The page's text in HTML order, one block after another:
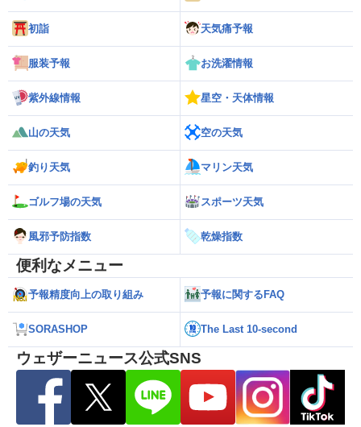
初詣 天気痛予報
服装予報 お洗濯情報
紫外線情報 星空・天体情報
山の天気 空の天気
釣り天気 マリン天気
ゴルフ場の天気 スポーツ天気
風邪予防指数 乾燥指数
便利なメニュー
予報精度向上の取り組み 予報に関するFAQ
SORASHOP The Last 10-second
ウェザーニュース公式SNS